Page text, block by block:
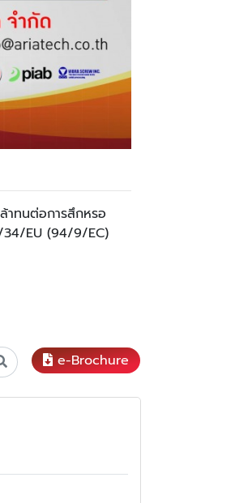
าทนต่อการสึกหรอ
34/EU (94/9/EC)
e-Brochure